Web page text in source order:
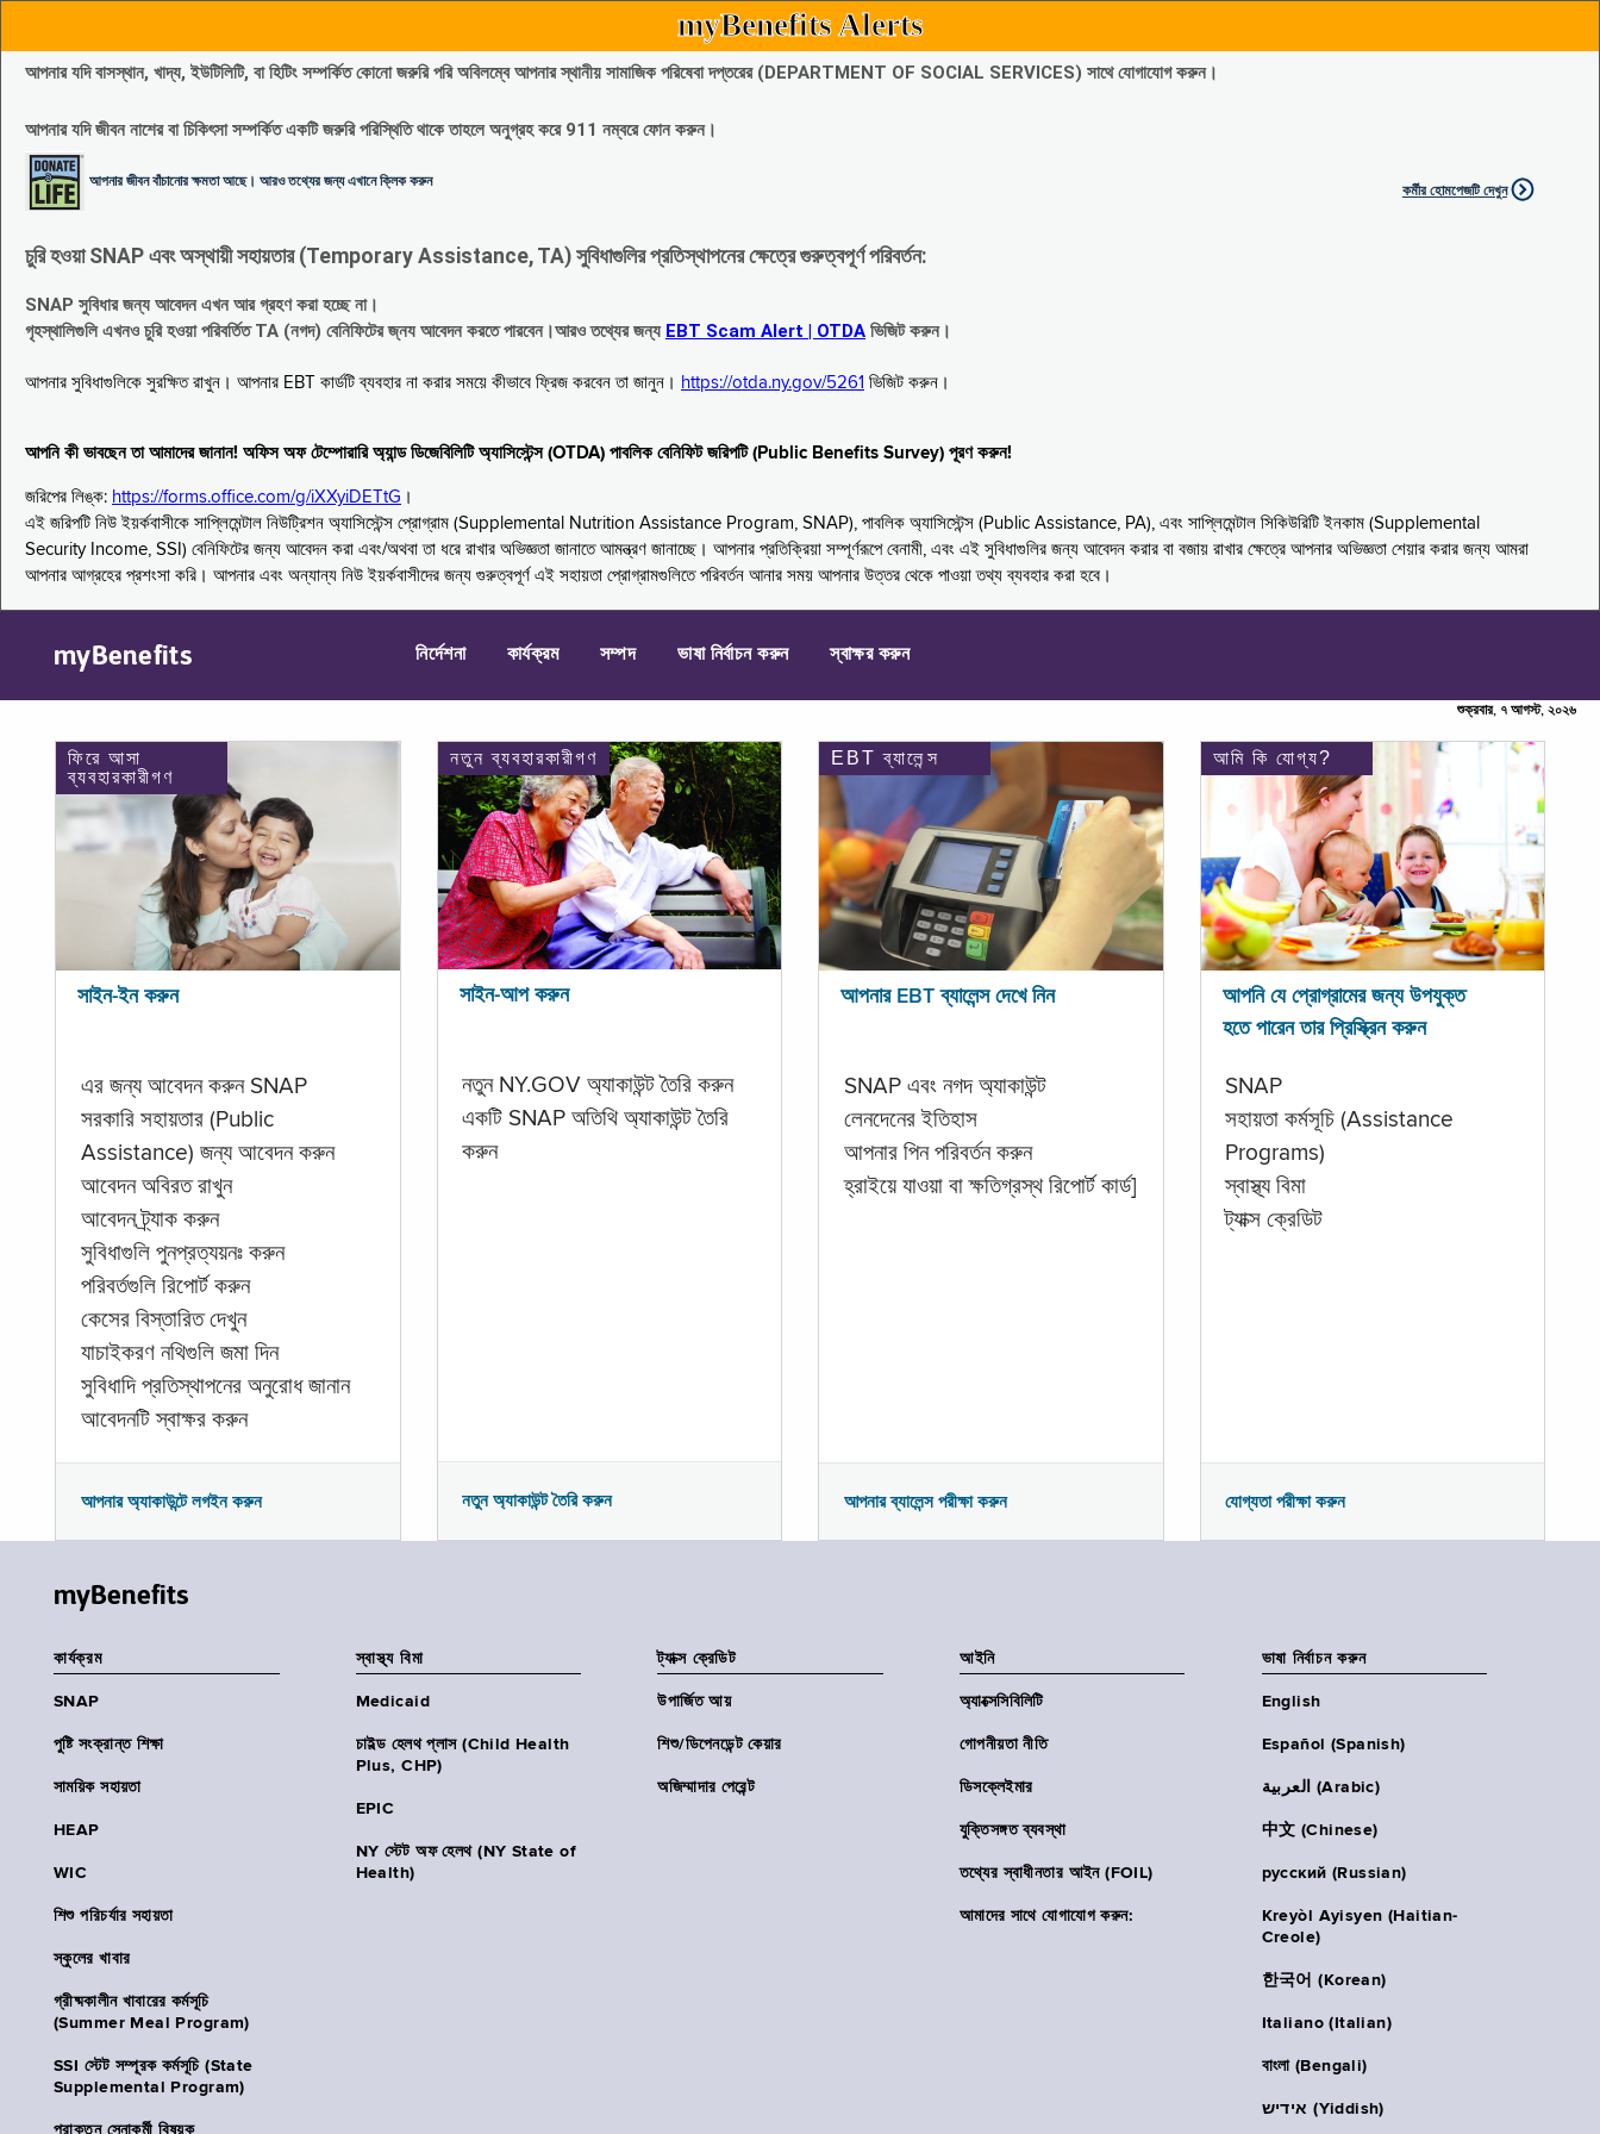
myBenefits Alerts
আপনার যদি বাসস্থান, খাদ্য, ইউটিলিটি, বা হিটিং সম্পর্কিত কোনো জরুরি পরি অবিলম্বে আপনার স্থানীয় সামাজিক পরিষেবা দপ্তরের (DEPARTMENT OF SOCIAL SERVICES) সাথে যোগাযোগ করুন।
আপনার যদি জীবন নাশের বা চিকিৎসা সম্পর্কিত একটি জরুরি পরিস্থিতি থাকে তাহলে অনুগ্রহ করে 911 নম্বরে ফোন করুন।
আপনার জীবন বাঁচানোর ক্ষমতা আছে। আরও তথ্যের জন্য এখানে ক্লিক করুন
কর্মীর হোমপেজটি দেখুন
চুরি হওয়া SNAP এবং অস্থায়ী সহায়তার (Temporary Assistance, TA) সুবিধাগুলির প্রতিস্থাপনের ক্ষেত্রে গুরুত্বপূর্ণ পরিবর্তন:
SNAP সুবিধার জন্য আবেদন এখন আর গ্রহণ করা হচ্ছে না।
গৃহস্থালিগুলি এখনও চুরি হওয়া পরিবর্তিত TA (নগদ) বেনিফিটের জ্নয আবেদন করতে পারবেন।আরও তথ্যের জন্য EBT Scam Alert | OTDA ভিজিট করুন।
আপনার সুবিধাগুলিকে সুরক্ষিত রাখুন। আপনার EBT কার্ডটি ব্যবহার না করার সময়ে কীভাবে ফ্রিজ করবেন তা জানুন। https://otda.ny.gov/5261 ভিজিট করুন।
আপনি কী ভাবছেন তা আমাদের জানান! অফিস অফ টেম্পোরারি অ্যান্ড ডিজেবিলিটি অ্যাসিস্টেন্স (OTDA) পাবলিক বেনিফিট জরিপটি (Public Benefits Survey) পূরণ করুন!
জরিপের লিঙ্ক: https://forms.office.com/g/iXXyiDETtG ।
এই জরিপটি নিউ ইয়র্কবাসীকে সাপ্লিমেন্টাল নিউট্রিশন অ্যাসিস্টেন্স প্রোগ্রাম (Supplemental Nutrition Assistance Program, SNAP), পাবলিক অ্যাসিস্টেন্স (Public Assistance, PA), এবং সাপ্লিমেন্টাল সিকিউরিটি ইনকাম (Supplemental
Security Income, SSI) বেনিফিটের জন্য আবেদন করা এবং/অথবা তা ধরে রাখার অভিজ্ঞতা জানাতে আমন্ত্রণ জানাচ্ছে। আপনার প্রতিক্রিয়া সম্পূর্ণরূপে বেনামী, এবং এই সুবিধাগুলির জন্য আবেদন করার বা বজায় রাখার ক্ষেত্রে আপনার অভিজ্ঞতা শেয়ার করার জন্য আমরা
আপনার আগ্রহের প্রশংসা করি। আপনার এবং অন্যান্য নিউ ইয়র্কবাসীদের জন্য গুরুত্বপূর্ণ এই সহায়তা প্রোগ্রামগুলিতে পরিবর্তন আনার সময় আপনার উত্তর থেকে পাওয়া তথ্য ব্যবহার করা হবে।
myBenefits নির্দেশনা কার্যক্রম সম্পদ ভাষা নির্বাচন করুন স্বাক্ষর করুন
শুক্রবার, ৭ আগস্ট, ২০২৬
ফিরে আসা
ব্যবহারকারীগণ
সাইন-ইন করুন
এর জন্য আবেদন করুন SNAP
সরকারি সহায়তার (Public
Assistance) জন্য আবেদন করুন
আবেদন অবিরত রাখুন
আবেদন ট্র্যাক করুন
সুবিধাগুলি পুনপ্রত্যয়নঃ করুন
পরিবর্তগুলি রিপোর্ট করুন
কেসের বিস্তারিত দেখুন
যাচাইকরণ নথিগুলি জমা দিন
সুবিধাদি প্রতিস্থাপনের অনুরোধ জানান
আবেদনটি স্বাক্ষর করুন
আপনার অ্যাকাউন্টে লগইন করুন
নতুন ব্যবহারকারীগণ
সাইন-আপ করুন
নতুন NY.GOV অ্যাকাউন্ট তৈরি করুন
একটি SNAP অতিথি অ্যাকাউন্ট তৈরি
করুন
নতুন অ্যাকাউন্ট তৈরি করুন
EBT ব্যালেন্স
আপনার EBT ব্যালেন্স দেখে নিন
SNAP এবং নগদ অ্যাকাউন্ট
লেনদেনের ইতিহাস
আপনার পিন পরিবর্তন করুন
হ্রাইয়ে যাওয়া বা ক্ষতিগ্রস্থ রিপোর্ট কার্ড]
আপনার ব্যালেন্স পরীক্ষা করুন
আমি কি যোগ্য?
আপনি যে প্রোগ্রামের জন্য উপযুক্ত
হতে পারেন তার প্রিস্ক্রিন করুন
SNAP
সহায়তা কর্মসূচি (Assistance
Programs)
স্বাস্থ্য বিমা
ট্যাক্স ক্রেডিট
যোগ্যতা পরীক্ষা করুন
myBenefits
কার্যক্রম
SNAP
পুষ্টি সংক্রান্ত শিক্ষা
সাময়িক সহায়তা
HEAP
WIC
শিশু পরিচর্যার সহায়তা
স্কুলের খাবার
গ্রীষ্মকালীন খাবারের কর্মসূচি
(Summer Meal Program)
SSI স্টেট সম্পূরক কর্মসূচি (State
Supplemental Program)
প্রাক্তন সেনাকর্মী বিষয়ক
স্বাস্থ্য বিমা
Medicaid
চাইল্ড হেলথ প্লাস (Child Health
Plus, CHP)
EPIC
NY স্টেট অফ হেলথ (NY State of
Health)
ট্যাক্স ক্রেডিট
উপার্জিত আয়
শিশু/ডিপেনডেন্ট কেয়ার
অজিম্মাদার পেরেন্ট
আইনি
অ্যাক্সেসিবিলিটি
গোপনীয়তা নীতি
ডিসক্লেইমার
যুক্তিসঙ্গত ব্যবস্থা
তথ্যের স্বাধীনতার আইন (FOIL)
আমাদের সাথে যোগাযোগ করুন:
ভাষা নির্বাচন করুন
English
Español (Spanish)
العربية (Arabic)
中文 (Chinese)
русский (Russian)
Kreyòl Ayisyen (Haitian-
Creole)
한국어 (Korean)
Italiano (Italian)
বাংলা (Bengali)
אידיש (Yiddish)